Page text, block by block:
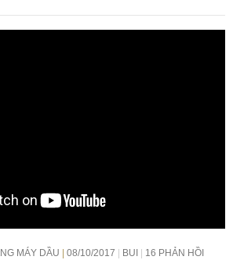
MÁY DẦU 08/10/2017 BUI 16 PHẢN HỒI